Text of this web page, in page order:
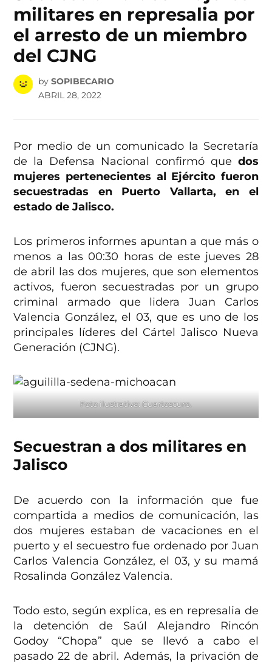
militares en represalia por
el arresto de un miembro
del CJNG
by SOPIBECARIO
ABRIL 28, 2022
Por medio de un comunicado la Secretaría
de la Defensa Nacional confirmó que dos
mujeres pertenecientes al Ejército fueron
secuestradas en Puerto Vallarta, en el
estado de Jalisco.
Los primeros informes apuntan a que más o
menos a las 00:30 horas de este jueves 28
de abril las dos mujeres, que son elementos
activos, fueron secuestradas por un grupo
criminal armado que lidera Juan Carlos
Valencia González, el 03, que es uno de los
principales líderes del Cártel Jalisco Nueva
Generación (CJNG).
Foto ilustrativa: Cuartoscuro.
Secuestran a dos militares en
Jalisco
De acuerdo con la información que fue
compartida a medios de comunicación, las
dos mujeres estaban de vacaciones en el
puerto y el secuestro fue ordenado por Juan
Carlos Valencia González, el 03, y su mamá
Rosalinda González Valencia.
Todo esto, según explica, es en represalia de
la detención de Saúl Alejandro Rincón
Godoy “Chopa” que se llevó a cabo el
pasado 22 de abril. Además, la privación de